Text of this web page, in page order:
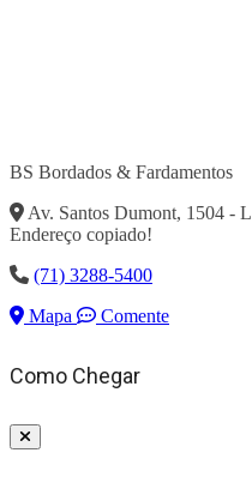
BS Bordados & Fardamentos
Av. Santos Dumont, 1504 -
Endereço copiado!
(71) 3288-5400
Mapa
Comente
Como Chegar